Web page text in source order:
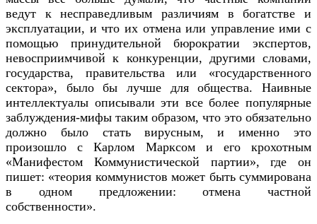
ведут к несправедливым различиям в богатстве и
эксплуатации, и что их отмена или управление ими с
помощью принудительной бюрократии экспертов,
невосприимчивой к конкуренции, другими словами,
государства, правительства или «государственного
сектора», было бы лучше для общества. Наивные
интеллектуалы описывали эти все более популярные
заблуждения-мифы таким образом, что это обязательно
должно было стать вирусным, и именно это
произошло с Карлом Марксом и его крохотным
«Манифестом Коммунистической партии», где он
пишет: «теория коммунистов может быть суммирована
в одном предложении: отмена частной
собственности».